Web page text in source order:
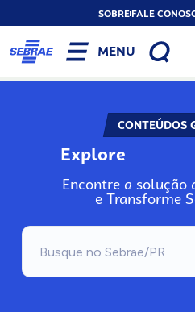
SOBREFALE
MENU
CONTEÚDOS
Explore
Encontre a solução
e Transforme